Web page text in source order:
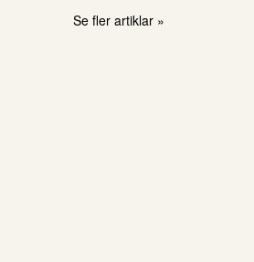
Se fler artiklar »